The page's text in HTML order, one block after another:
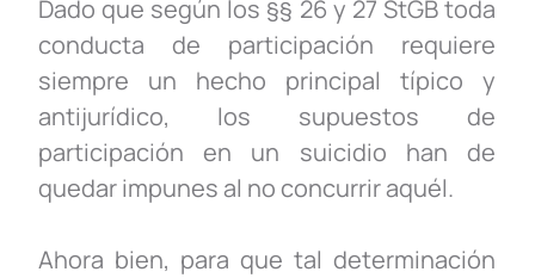
Dado que según los §§ 26 y 27 StGB toda
conducta de participación requiere
siempre un hecho principal típico y
antijurídico, los supuestos de
participación en un suicidio han de
quedar impunes al no concurrir aquél.
Ahora bien, para que tal determinación